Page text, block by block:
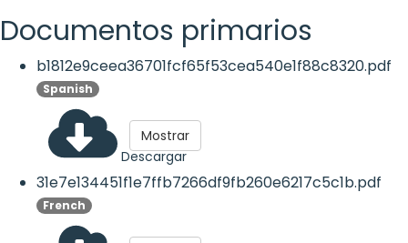
Documentos primarios
b1812e9ceea36701fcf65f53cea540e1f88c8320.pdf
Spanish
Descargar
Mostrar
31e7e134451f1e7ffb7266df9fb260e6217c5c1b.pdf
French